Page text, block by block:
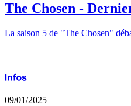
The Chosen -
La saison 5 de "The Chosen"
09/01/2025